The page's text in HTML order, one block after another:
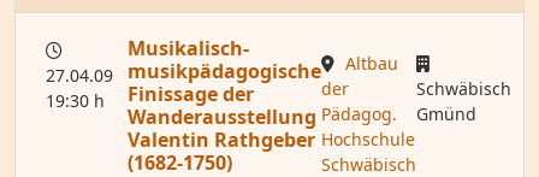
27.04.09
19:30 h
Musikalisch-
musikpädagogische
Finissage der
Wanderausstellung
Valentin Rathgeber
(1682-1750)
Altbau
der
Pädagog.
Hochschule
Schwäbisch
Schwäbisch
Gmünd